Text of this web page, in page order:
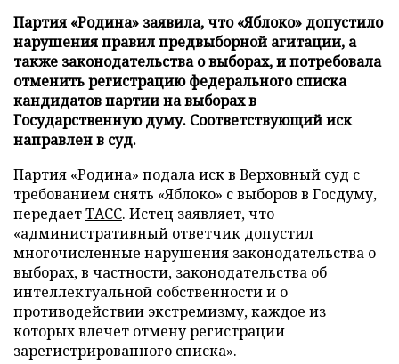
Партия «Родина» заявила, что «Яблоко» допустило
нарушения правил предвыборной агитации, а
также законодательства о выборах, и потребовала
отменить регистрацию федерального списка
кандидатов партии на выборах в
Государственную думу. Соответствующий иск
направлен в суд.
Партия «Родина» подала иск в Верховный суд с
требованием снять «Яблоко» с выборов в Госдуму,
передаетТАСС. Истец заявляет, что
«административный ответчик допустил
многочисленные нарушения законодательства о
выборах, в частности, законодательства об
интеллектуальной собственности и о
противодействии экстремизму, каждое из
которых влечет отмену регистрации
зарегистрированного списка».